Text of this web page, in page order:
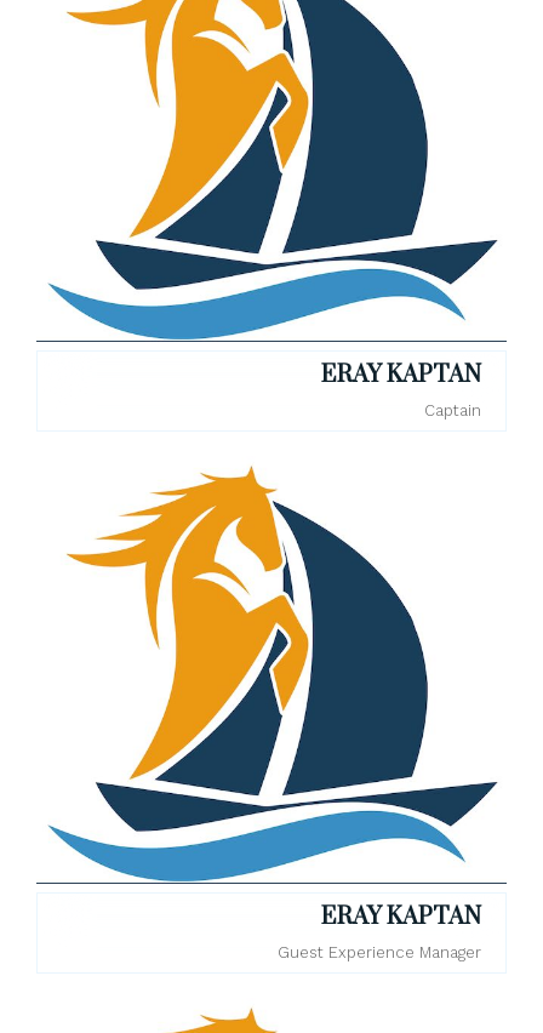
ERAY KAPTAN
Captain
ERAY KAPTAN
Guest Experience Manager